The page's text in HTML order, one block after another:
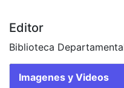
Editor
Biblioteca
Imagenes y Videos